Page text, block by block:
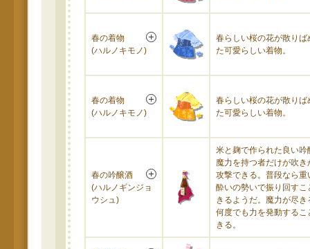
春の着物
(ハルノキモノ)
春らしい桜の花が散りば
た可愛らしい着物。
春の着物
(ハルノキモノ)
春らしい桜の花が散りば
た可愛らしい着物。
春の吟醸酒
(ハルノギンジョ
ウシュ)
米と麹で作られた良い吟
魔力を持つ者だけが吹き
攻撃できる。普段なら重
酔いの勢いで振り回すこ
きるようだ。魔力が尽き
何度でも力を発動するこ
きる。